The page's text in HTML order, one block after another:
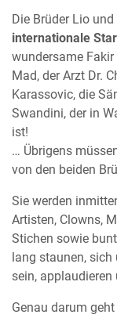
Die Brüder Lio
internationale
wundersame Fakir
Mad, der Arzt Dr.
Karassovic, die
Swandini, der in
ist!
… Übrigens
von den beiden
Sie werden
Artisten, Clowns,
Stichen sowie
lang staunen,
sein,
Genau darum